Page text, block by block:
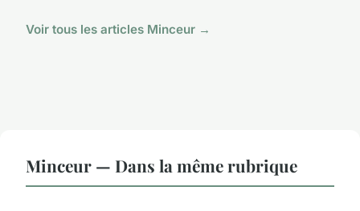
Voir tous les articles Minceur →
Minceur — Dans la même rubrique